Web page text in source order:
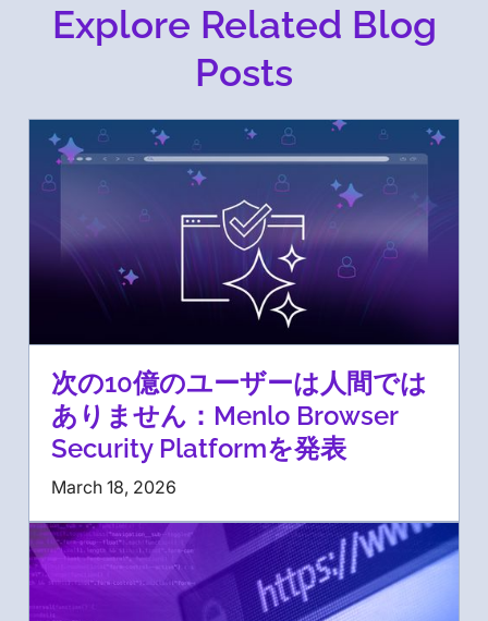
Explore Related Blog
Posts
次の10億のユーザーは人間では
ありません：Menlo Browser
Security Platformを発表
March 18, 2026